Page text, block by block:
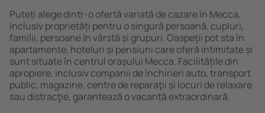
Puteți alege dintr-o ofertă variată de cazare în Mecca,
inclusiv proprietăți pentru o singură persoană, cupluri,
familii, persoane ȋn vârstă și grupuri. Oaspeţii pot sta în
apartamente, hoteluri și pensiuni care oferă intimitate și
sunt situate în centrul orașului Mecca. Facilitățile din
apropiere, inclusiv companii de închirieri auto, transport
public, magazine, centre de reparaţii și locuri de relaxare
sau distracţie, garantează o vacanță extraordinară.